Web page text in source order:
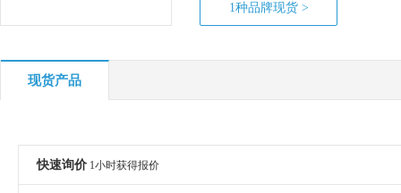
1种品牌现货 >
现货产品
快速询价 1小时获得报价